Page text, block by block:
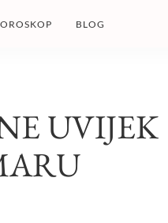
BLOG
UVIJEK